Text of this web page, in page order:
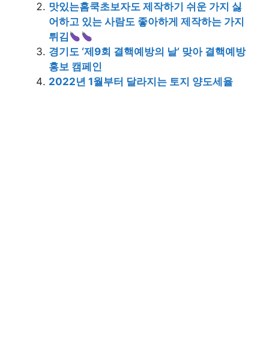
맛있는홈쿡초보자도 제작하기 쉬운 가지 싫
어하고 있는 사람도 좋아하게 제작하는 가지
튀김
경기도 ‘제9회 결핵예방의 날’ 맞아 결핵예방
홍보 캠페인
2022년 1월부터 달라지는 토지 양도세율